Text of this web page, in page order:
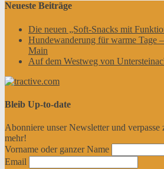
Neueste Beiträge
Die neuen „Soft-Snacks mit
Hundewanderung für warme Tage
Main
Auf dem Westweg von
Bleib Up-to-date
Abonniere unser Newsletter und
mehr!
Vorname oder ganzer Name
Email